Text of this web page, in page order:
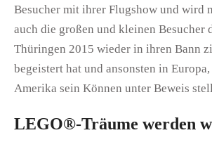
Besucher mit ihrer Flugshow und wird
auch die großen und kleinen Besucher
Thüringen 2015 wieder in ihren Bann
begeistert hat und ansonsten in
Amerika sein Können unter Beweis
LEGO®-Träume werden